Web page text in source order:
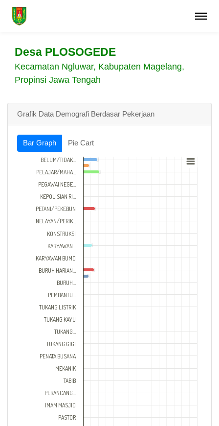
Desa PLOSOGEDE
Kecamatan Ngluwar, Kabupaten Magelang,
Propinsi Jawa Tengah
Grafik Data Demografi Berdasar Pekerjaan
Bar Graph Pie Cart
BELUM/TIDAK…
PELAJAR/MAHA…
PEGAWAI NEGE…
KEPOLISIAN RI…
PETANI/PEKEBUN
NELAYAN/PERIK…
KONSTRUKSI
KARYAWAN…
KARYAWAN BUMD
BURUH HARIAN…
BURUH…
PEMBANTU…
TUKANG LISTRIK
TUKANG KAYU
TUKANG…
TUKANG GIGI
PENATA BUSANA
MEKANIK
TABIB
PERANCANG…
IMAM MASJID
PASTOR